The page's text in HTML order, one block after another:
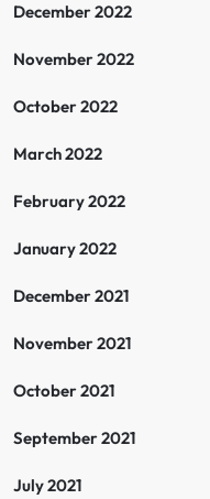
December 2022
November 2022
October 2022
March 2022
February 2022
January 2022
December 2021
November 2021
October 2021
September 2021
July 2021